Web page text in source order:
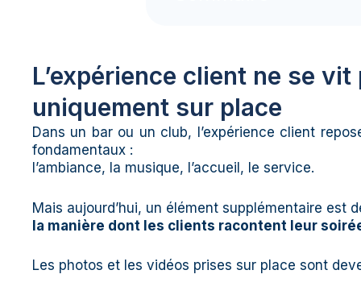
L’expérience client ne se vit
uniquement sur place
Dans un bar ou un club, l’expérience client
fondamentaux :
l’ambiance, la musique, l’accueil, le service.
Mais aujourd’hui, un élément supplémentaire est
la manière dont les clients racontent leur
Les photos et les vidéos prises sur place sont